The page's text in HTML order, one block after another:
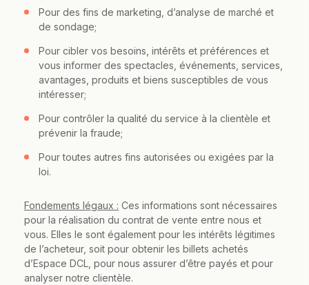
Pour des fins de marketing, d’analyse de marché et
de sondage;
Pour cibler vos besoins, intérêts et préférences et
vous informer des spectacles, événements, services,
avantages, produits et biens susceptibles de vous
intéresser;
Pour contrôler la qualité du service à la clientèle et
prévenir la fraude;
Pour toutes autres fins autorisées ou exigées par la
loi.
Fondements légaux : Ces informations sont nécessaires
pour la réalisation du contrat de vente entre nous et
vous. Elles le sont également pour les intérêts légitimes
de l’acheteur, soit pour obtenir les billets achetés
d’Espace DCL, pour nous assurer d’être payés et pour
analyser notre clientèle.